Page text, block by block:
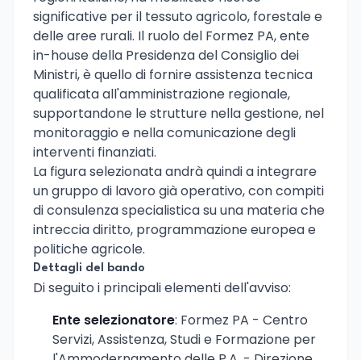
significative per il tessuto agricolo, forestale e
delle aree rurali. Il ruolo del Formez PA, ente
in-house della Presidenza del Consiglio dei
Ministri, è quello di fornire assistenza tecnica
qualificata all'amministrazione regionale,
supportandone le strutture nella gestione, nel
monitoraggio e nella comunicazione degli
interventi finanziati.
La figura selezionata andrà quindi a integrare
un gruppo di lavoro già operativo, con compiti
di consulenza specialistica su una materia che
intreccia diritto, programmazione europea e
politiche agricole.
Dettagli del bando
Di seguito i principali elementi dell'avviso:
Ente selezionatore: Formez PA - Centro
Servizi, Assistenza, Studi e Formazione per